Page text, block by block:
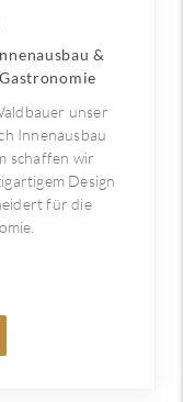
&
unser
Innenausbau
schaffen wir
Design
für die